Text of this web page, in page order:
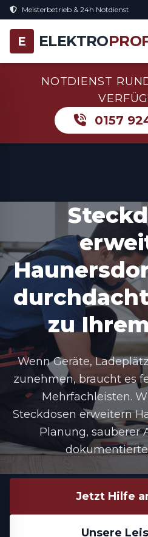
Meisterbetrieb & 24h Notdienst
E ELEKTRO
NOTDIENST
0157
zu
Wenn Geräte,
zunehmen, braucht es
Mehrfachleisten.
Steckdosen erweitern
Planung, sauberer
Jetzt Hilfe
Unsere